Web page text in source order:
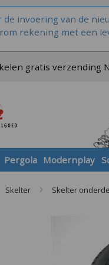
de invoering van de
rekening met een
gratis verzending
Pergola Modernplay
Skelter Skelter